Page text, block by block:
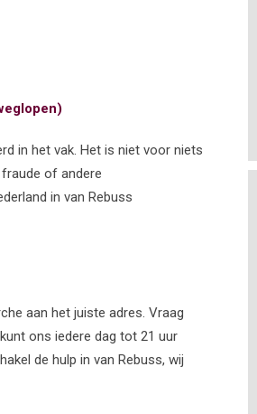
in het vak. Het is niet voor niets
fraude of andere
in van Rebuss
aan het juiste adres. Vraag
ons iedere dag tot 21 uur
de hulp in van Rebuss, wij